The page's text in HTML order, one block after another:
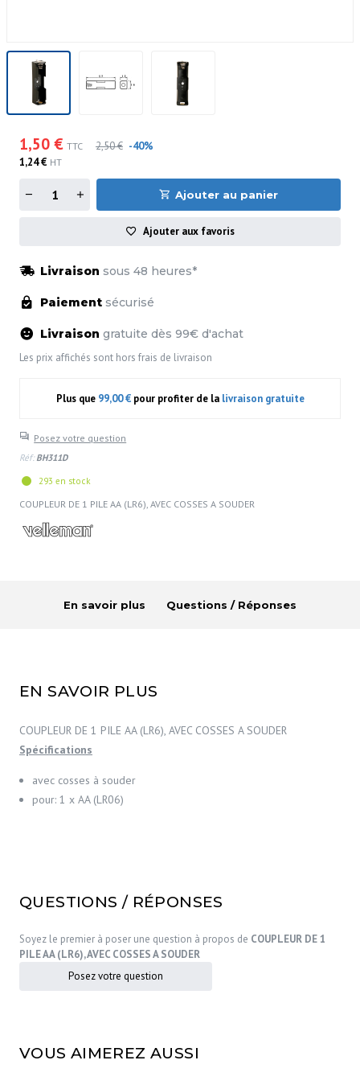
1,50 € TTC 2,50 € -40%
1,24 € HT
Ajouter au panier
Ajouter aux favoris
Livraison sous 48 heures*
Paiement sécurisé
Livraison gratuite dès 99€ d'achat
Les prix affichés sont hors frais de livraison
Plus que 99,00 €pour profiter de la livraison gratuite
Posez votre question
Réf: BH311D
293 en stock
COUPLEUR DE 1 PILE AA (LR6), AVEC COSSES A SOUDER
En savoir plus Questions / Réponses
EN SAVOIR PLUS
COUPLEUR DE 1 PILE AA (LR6), AVEC COSSES A SOUDER
Spécifications
avec cosses à souder
pour: 1 x AA (LR06)
QUESTIONS / RÉPONSES
Soyez le premier à poser une question à propos de COUPLEUR DE 1
PILE AA (LR6), AVEC COSSES A SOUDER
Posez votre question
VOUS AIMEREZ AUSSI